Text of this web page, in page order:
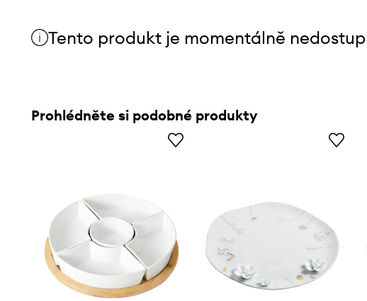
Tento produkt je momentálně
Prohlédněte si podobné produkty